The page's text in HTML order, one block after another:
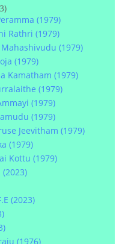
(1979)
Rathri (1979)
(1979)
(1979)
Kamatham (1979)
(1979)
(1979)
(1979)
Jeevitham (1979)
(1979)
Kottu (1979)
(2023)
(1976)